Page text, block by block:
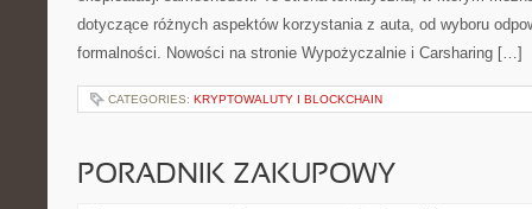
dotyczące różnych aspektów korzystania z auta, od wyboru
formalności. Nowości na stronie Wypożyczalnie i Carsharing […]
CATEGORIES: KRYPTOWALUTY I BLOCKCHAIN
PORADNIK ZAKUPOWY